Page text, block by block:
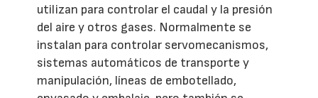
utilizan para controlar el caudal y la presión
del aire y otros gases. Normalmente se
instalan para controlar servomecanismos,
sistemas automáticos de transporte y
manipulación, líneas de embotellado,